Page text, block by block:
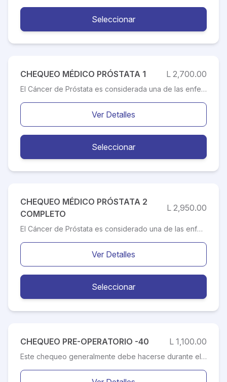
Seleccionar
CHEQUEO MÉDICO PRÓSTATA 1 L 2,700.00
El Cáncer de Próstata es considerada una de las enfermedades más peligrosas que afecta a un alto porcentaje de la población masculina en Latinoamérica. Sus causas directas, al igual que el de muchos otros tipos de cáncer, hoy en día se encuentran en desconocimiento. Por lo tanto se deben hacer chequeos preventivos para poder tratar las enfermedades a tiempo y oportunamente.
Ver Detalles
Seleccionar
CHEQUEO MÉDICO PRÓSTATA 2
COMPLETO
L 2,950.00
El Cáncer de Próstata es considerado una de las enfermedades más peligrosas que afecta a un alto porcentaje de la población masculina en Latinoamérica. Sus causas directas, al igual que el de muchos otros tipos de cáncer, hoy en día se encuentran en desconocimiento. Por lo tanto se deben hacer chequeos preventivos para poder tratar las enfermedades a tiempo. Este chequeo esta diseñado de manera completa para atender la investigación de enfermedades de próstata y ayudar a mantener un mejor bienestar en el hombre.
Ver Detalles
Seleccionar
CHEQUEO PRE-OPERATORIO -40 L 1,100.00
Este chequeo generalmente debe hacerse durante el mes previo a la cirugía. Esto dará un espacio tiempo a los médicos para tratar cualquier problema de salud que usted pueda manifestar antes o durante la intervención quirúrgica. El chequeo esta diseñado para pacientes menores de 40 años, que han programado un procedimiento con su Médico Especialista tratante.